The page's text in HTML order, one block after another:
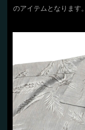
のアイテムとなります。